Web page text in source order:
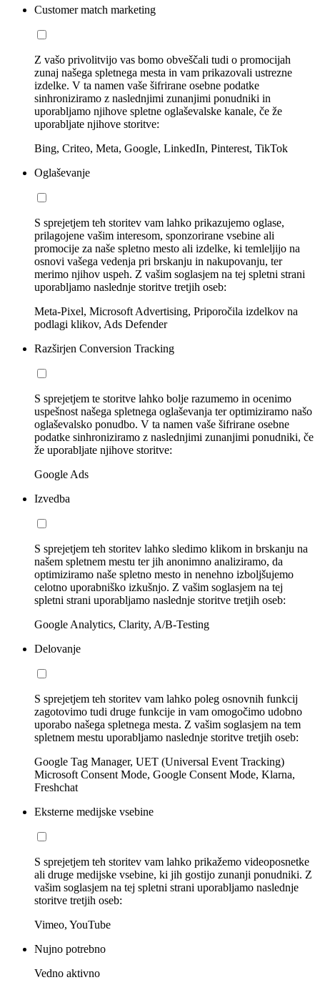
Customer match marketing
Z vašo privolitvijo vas bomo obveščali tudi o promocijah
zunaj našega spletnega mesta in vam prikazovali ustrezne
izdelke. V ta namen vaše šifrirane osebne podatke
sinhroniziramo z naslednjimi zunanjimi ponudniki in
uporabljamo njihove spletne oglaševalske kanale, če že
uporabljate njihove storitve:
Bing, Criteo, Meta, Google, LinkedIn, Pinterest, TikTok
Oglaševanje
S sprejetjem teh storitev vam lahko prikazujemo oglase,
prilagojene vašim interesom, sponzorirane vsebine ali
promocije za naše spletno mesto ali izdelke, ki temleljijo na
osnovi vašega vedenja pri brskanju in nakupovanju, ter
merimo njihov uspeh. Z vašim soglasjem na tej spletni strani
uporabljamo naslednje storitve tretjih oseb:
Meta-Pixel, Microsoft Advertising, Priporočila izdelkov na
podlagi klikov, Ads Defender
Razširjen Conversion Tracking
S sprejetjem te storitve lahko bolje razumemo in ocenimo
uspešnost našega spletnega oglaševanja ter optimiziramo našo
oglaševalsko ponudbo. V ta namen vaše šifrirane osebne
podatke sinhroniziramo z naslednjimi zunanjimi ponudniki, če
že uporabljate njihove storitve:
Google Ads
Izvedba
S sprejetjem teh storitev lahko sledimo klikom in brskanju na
našem spletnem mestu ter jih anonimno analiziramo, da
optimiziramo naše spletno mesto in nenehno izboljšujemo
celotno uporabniško izkušnjo. Z vašim soglasjem na tej
spletni strani uporabljamo naslednje storitve tretjih oseb:
Google Analytics, Clarity, A/B-Testing
Delovanje
S sprejetjem teh storitev vam lahko poleg osnovnih funkcij
zagotovimo tudi druge funkcije in vam omogočimo udobno
uporabo našega spletnega mesta. Z vašim soglasjem na tem
spletnem mestu uporabljamo naslednje storitve tretjih oseb:
Google Tag Manager, UET (Universal Event Tracking)
Microsoft Consent Mode, Google Consent Mode, Klarna,
Freshchat
Eksterne medijske vsebine
S sprejetjem teh storitev vam lahko prikažemo videoposnetke
ali druge medijske vsebine, ki jih gostijo zunanji ponudniki. Z
vašim soglasjem na tej spletni strani uporabljamo naslednje
storitve tretjih oseb:
Vimeo, YouTube
Nujno potrebno
Vedno aktivno